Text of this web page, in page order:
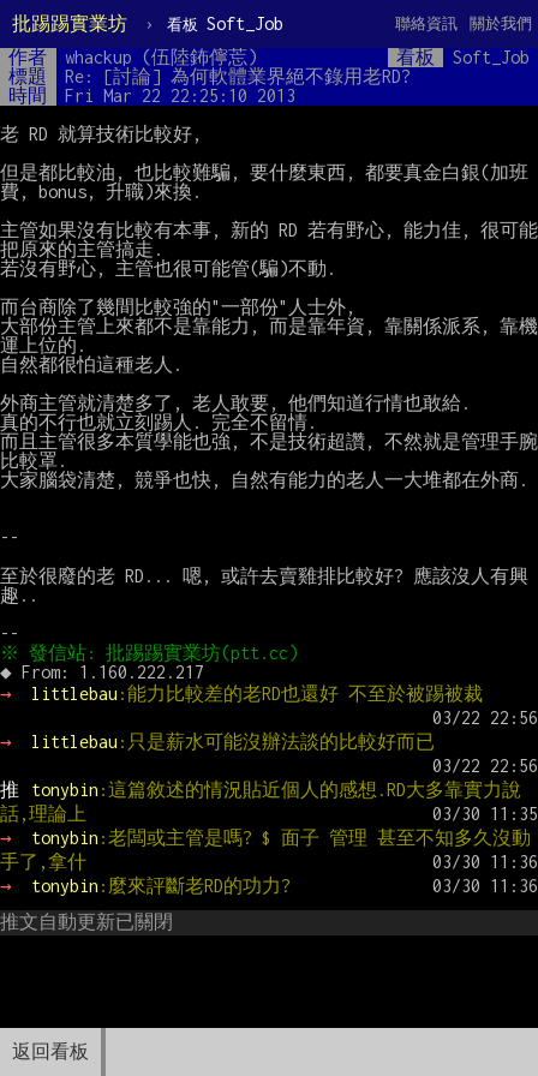
批踢踢實業坊 › 看板 Soft_Job 關於我們
聯絡資訊
返回看板
作者 whackup (伍陸鈽儜莣) 看板
Soft_Job
標題
Re: [討論] 為何軟體業界絕不錄用老RD?
時間
Fri Mar 22 22:25:10 2013
老 RD 就算技術比較好,
但是都比較油, 也比較難騙, 要什麼東西, 都要真金白銀(加班
費, bonus, 升職)來換.
主管如果沒有比較有本事, 新的 RD 若有野心, 能力佳, 很可能
把原來的主管搞走.
若沒有野心, 主管也很可能管(騙)不動.
而台商除了幾間比較強的"一部份"人士外,
大部份主管上來都不是靠能力, 而是靠年資, 靠關係派系, 靠機
運上位的.
自然都很怕這種老人.
外商主管就清楚多了, 老人敢要, 他們知道行情也敢給.
真的不行也就立刻踢人. 完全不留情.
而且主管很多本質學能也強, 不是技術超讚, 不然就是管理手腕
比較罩.
大家腦袋清楚, 競爭也快, 自然有能力的老人一大堆都在外商.
--
至於很廢的老 RD... 嗯, 或許去賣雞排比較好? 應該沒人有興
趣..
→
littlebau :能力比較差的老RD也還好 不至於被踢被裁
→ littlebau :只是薪水可能沒辦法談的比較好而已
推 tonybin :這篇敘述的情況貼近個人的感想.RD大多靠實力說
話,理論上
→
tonybin :老闆或主管是嗎? $ 面子 管理 甚至不知多久沒動
手了,拿什
→
tonybin :麼來評斷老RD的功力?
推文自動更新已關閉